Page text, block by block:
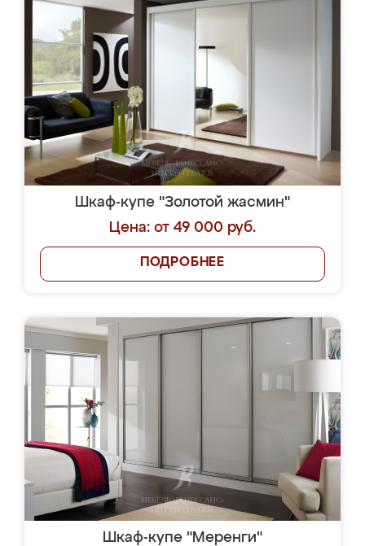
Шкаф-купе "Золотой жасмин"
Цена: от 49 000 руб.
ПОДРОБНЕЕ
Шкаф-купе "Меренги"